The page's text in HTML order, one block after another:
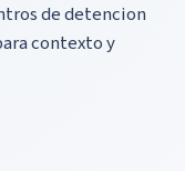
de detencion
contexto y